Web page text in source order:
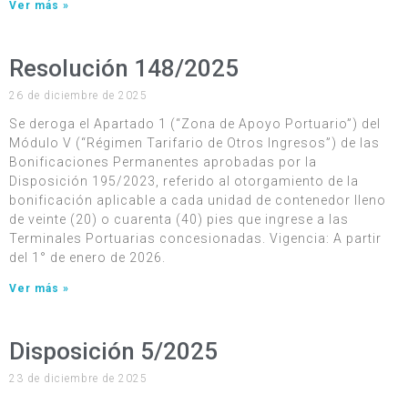
Ver más »
Resolución 148/2025
26 de diciembre de 2025
Se deroga el Apartado 1 (“Zona de Apoyo Portuario”) del
Módulo V (“Régimen Tarifario de Otros Ingresos”) de las
Bonificaciones Permanentes aprobadas por la
Disposición 195/2023, referido al otorgamiento de la
bonificación aplicable a cada unidad de contenedor lleno
de veinte (20) o cuarenta (40) pies que ingrese a las
Terminales Portuarias concesionadas. Vigencia: A partir
del 1° de enero de 2026.
Ver más »
Disposición 5/2025
23 de diciembre de 2025